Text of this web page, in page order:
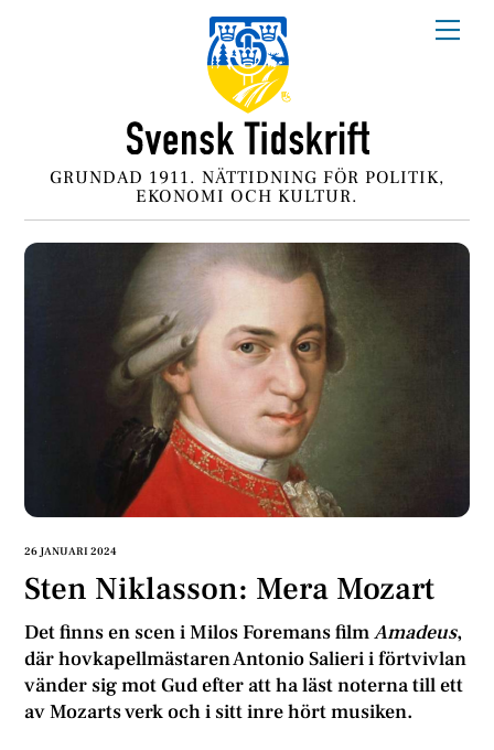
GRUNDAD 1911. NÄTTIDNING FÖR POLITIK,
EKONOMI OCH KULTUR.
26 JANUARI 2024
Sten Niklasson: Mera Mozart
Det finns en scen i Milos Foremans filmAmadeus,
där hovkapellmästaren Antonio Salieri i förtvivlan
vänder sig mot Gud efter att ha läst noterna till ett
av Mozarts verk och i sitt inre hört musiken.